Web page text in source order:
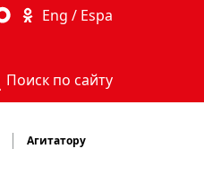
Eng / Espa
Поиск по сайту
Агитатору